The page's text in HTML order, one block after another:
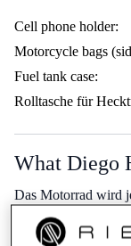
Cell phone holder:
Motorcycle bags
Fuel tank case:
Rolltasche für
What Diego
Das Motorrad wird
vor jeder
Es reicht aus,